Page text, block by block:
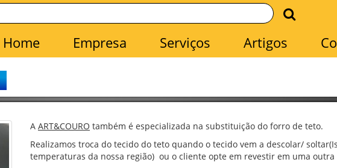
Home Empresa Serviços Artigos
A ART&COURO também é especializada na substituição do forro de teto.
Realizamos troca do tecido do teto quando o tecido vem a descolar/ soltar(
temperaturas da nossa região) ou o cliente opte em revestir em uma